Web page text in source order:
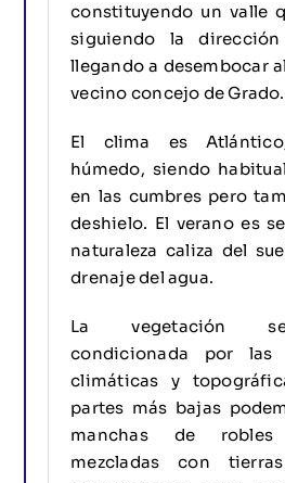
constituyendo un valle
siguiendo la
llegando a desembocar
vecino concejo de Grado.
El clima es
húmedo, siendo
en las cumbres pero
deshielo. El verano es
naturaleza caliza del
drenaje del agua.
La vegetación
condicionada por las
climáticas y
partes más bajas
manchas de
mezcladas con